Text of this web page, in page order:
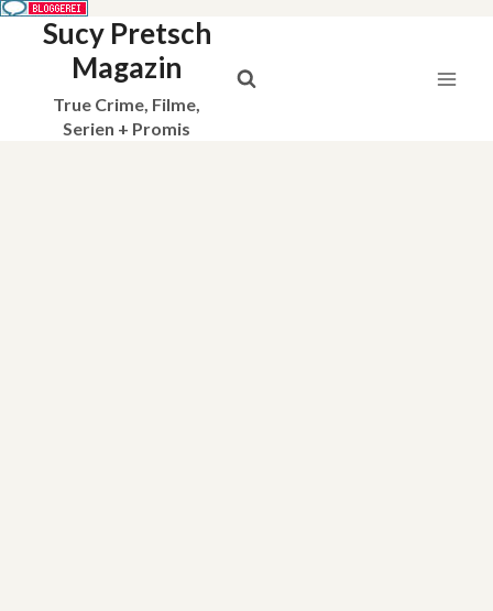
Sucy Pretsch
Magazin
True Crime, Filme,
Serien + Promis